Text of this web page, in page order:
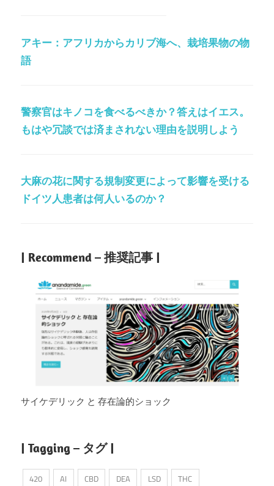
アキー：アフリカからカリブ海へ、栽培果物の物
語
警察官はキノコを食べるべきか？答えはイエス。
もはや冗談では済まされない理由を説明しよう
大麻の花に関する規制変更によって影響を受ける
ドイツ人患者は何人いるのか？
| Recommend – 推奨記事 |
サイケデリック と 存在論的ショック
| Tagging – タグ |
420 AI CBD DEA LSD
THC